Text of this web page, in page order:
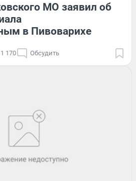
МО заявил об
в Пивоварихе
1 170 Обсудить